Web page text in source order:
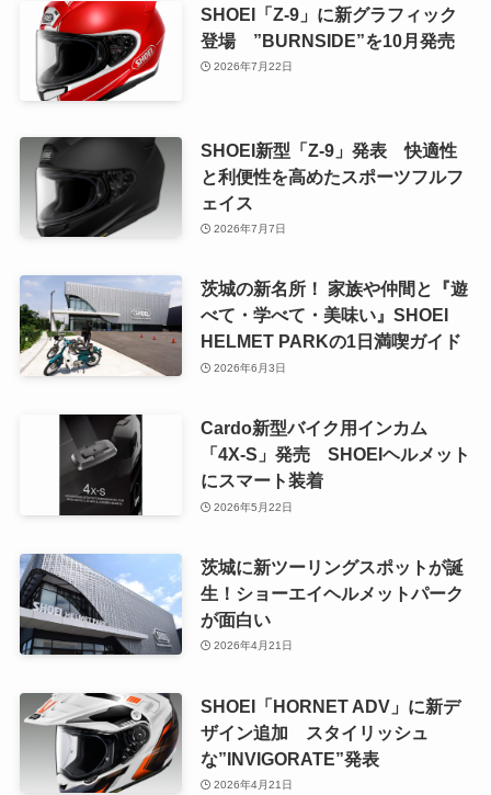
SHOEI「Z-9」に新グラフィック
登場 ”BURNSIDE”を10月発売
2026年7月22日
SHOEI新型「Z-9」発表 快適性
と利便性を高めたスポーツフルフ
ェイス
2026年7月7日
茨城の新名所！ 家族や仲間と『遊
べて・学べて・美味い』SHOEI
HELMET PARKの1日満喫ガイド
2026年6月3日
Cardo新型バイク用インカム
「4X-S」発売 SHOEIヘルメット
にスマート装着
2026年5月22日
茨城に新ツーリングスポットが誕
生！ショーエイヘルメットパーク
が面白い
2026年4月21日
SHOEI「HORNET ADV」に新デ
ザイン追加 スタイリッシュ
な”INVIGORATE”発表
2026年4月21日